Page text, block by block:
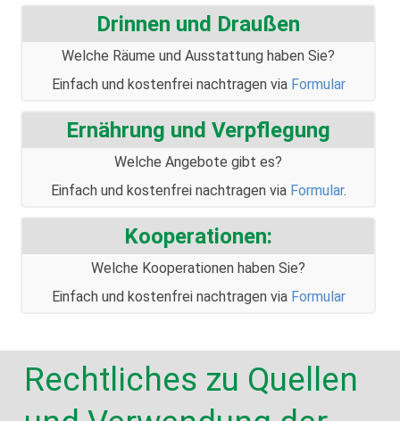
Drinnen und Draußen
Welche Räume und Ausstattung haben Sie?
Einfach und kostenfrei nachtragen via Formular
Ernährung und Verpflegung
Welche Angebote gibt es?
Einfach und kostenfrei nachtragen via Formular.
Kooperationen:
Welche Kooperationen haben Sie?
Einfach und kostenfrei nachtragen via Formular
Rechtliches zu Quellen